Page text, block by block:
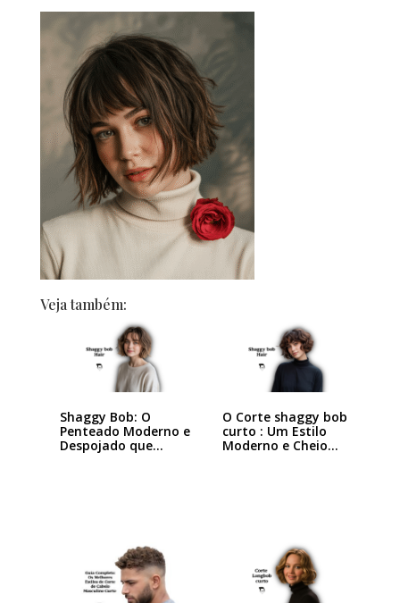
Veja também:
Shaggy Bob: O
Penteado Moderno e
Despojado que
O Corte shaggy bob
curto : Um Estilo
Moderno e Cheio…